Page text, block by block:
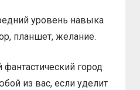
уровень навыка
планшет, желание.
город
из вас, если уделит